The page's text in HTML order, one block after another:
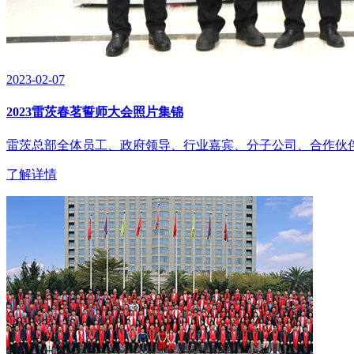
2023-02-07
2023雷茨春茗誓师大会照片集锦
雷茨总部全体员工、政府领导、行业嘉宾、分子公司、合作
了解详情